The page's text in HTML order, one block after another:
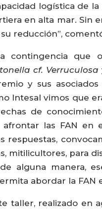
logística de la
en alta mar. Sin
reducción”,
contingencia que
cf. Verruculosa
y sus
Intesal vimos que
de
las FAN
respuestas,
mitilicultores, para
alguna manera,
abordar la FAN
taller, realizado en